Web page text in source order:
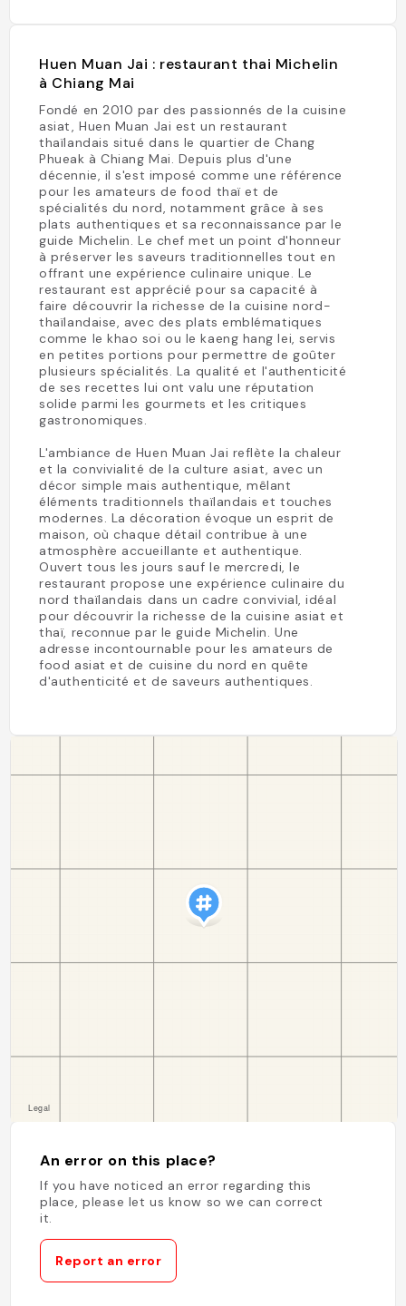
Huen Muan Jai : restaurant thai Michelin
à Chiang Mai
Fondé en 2010 par des passionnés de la cuisine
asiat, Huen Muan Jai est un restaurant
thaïlandais situé dans le quartier de Chang
Phueak à Chiang Mai. Depuis plus d'une
décennie, il s'est imposé comme une référence
pour les amateurs de food thaï et de
spécialités du nord, notamment grâce à ses
plats authentiques et sa reconnaissance par le
guide Michelin. Le chef met un point d'honneur
à préserver les saveurs traditionnelles tout en
offrant une expérience culinaire unique. Le
restaurant est apprécié pour sa capacité à
faire découvrir la richesse de la cuisine nord-
thaïlandaise, avec des plats emblématiques
comme le khao soi ou le kaeng hang lei, servis
en petites portions pour permettre de goûter
plusieurs spécialités. La qualité et l'authenticité
de ses recettes lui ont valu une réputation
solide parmi les gourmets et les critiques
gastronomiques.
L'ambiance de Huen Muan Jai reflète la chaleur
et la convivialité de la culture asiat, avec un
décor simple mais authentique, mêlant
éléments traditionnels thaïlandais et touches
modernes. La décoration évoque un esprit de
maison, où chaque détail contribue à une
atmosphère accueillante et authentique.
Ouvert tous les jours sauf le mercredi, le
restaurant propose une expérience culinaire du
nord thaïlandais dans un cadre convivial, idéal
pour découvrir la richesse de la cuisine asiat et
thaï, reconnue par le guide Michelin. Une
adresse incontournable pour les amateurs de
food asiat et de cuisine du nord en quête
d'authenticité et de saveurs authentiques.
An error on this place?
If you have noticed an error regarding this
place, please let us know so we can correct
it.
Report an error